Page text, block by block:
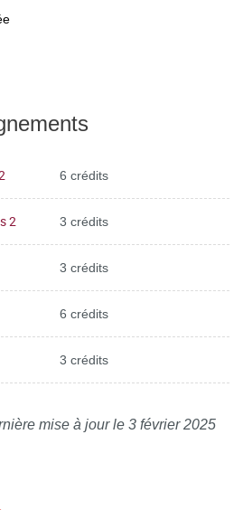
6 crédits
2 3 crédits
3 crédits
6 crédits
3 crédits
mise à jour le 3 février 2025